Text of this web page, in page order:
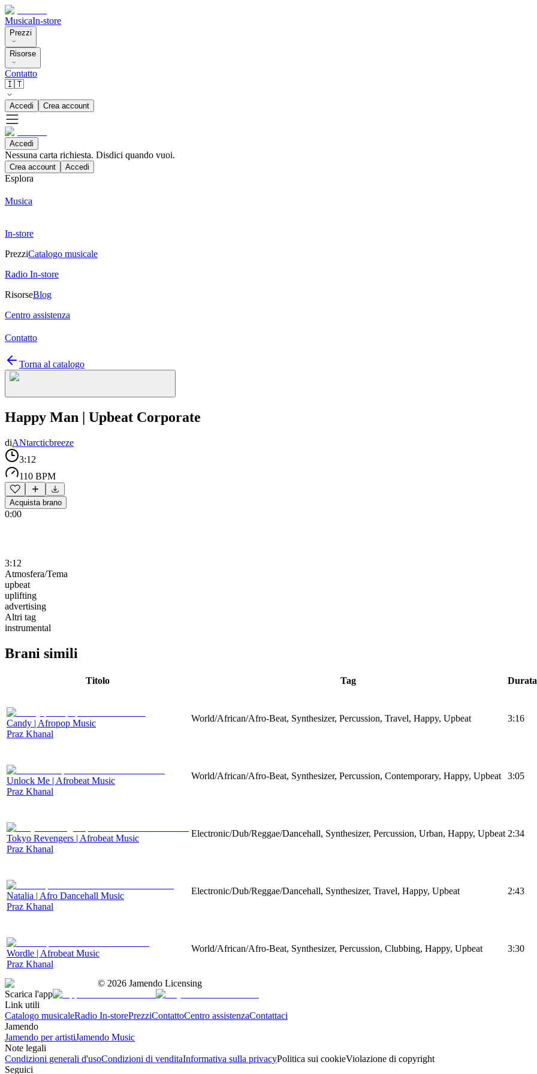
MusicaIn-store
Prezzi
Risorse
Contatto
🇮🇹
Accedi Crea account
Accedi
Nessuna carta richiesta. Disdici quando vuoi.
Crea account Accedi
Esplora
Musica
In-store
PrezziCatalogo musicale
Radio In-store
RisorseBlog
Centro assistenza
Contatto
Torna al catalogo
Happy Man | Upbeat Corporate
diANtarcticbreeze
3:12
110 BPM
Acquista brano
0:00
3:12
Atmosfera/Tema
upbeat
uplifting
advertising
Altri tag
instrumental
Brani simili
Titolo Tag Durata
Candy | Afropop Music
Praz Khanal
World/African/Afro-Beat, Synthesizer, Percussion, Travel, Happy, Upbeat 3:16
Unlock Me | Afrobeat Music
Praz Khanal
World/African/Afro-Beat, Synthesizer, Percussion, Contemporary, Happy, Upbeat 3:05
Tokyo Revengers | Afrobeat Music
Praz Khanal
Electronic/Dub/Reggae/Dancehall, Synthesizer, Percussion, Urban, Happy, Upbeat 2:34
Natalia | Afro Dancehall Music
Praz Khanal
Electronic/Dub/Reggae/Dancehall, Synthesizer, Travel, Happy, Upbeat 2:43
Wordle | Afrobeat Music
Praz Khanal
World/African/Afro-Beat, Synthesizer, Percussion, Clubbing, Happy, Upbeat 3:30
© 2026 Jamendo Licensing
Scarica l'app
Link utili
Catalogo musicaleRadio In-storePrezziContattoCentro assistenzaContattaci
Jamendo
Jamendo per artistiJamendo Music
Note legali
Condizioni generali d'usoCondizioni di venditaInformativa sulla privacyPolitica sui cookieViolazione di copyright
Seguici